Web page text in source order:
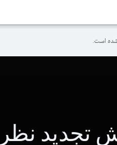
است.
تجدید نظر